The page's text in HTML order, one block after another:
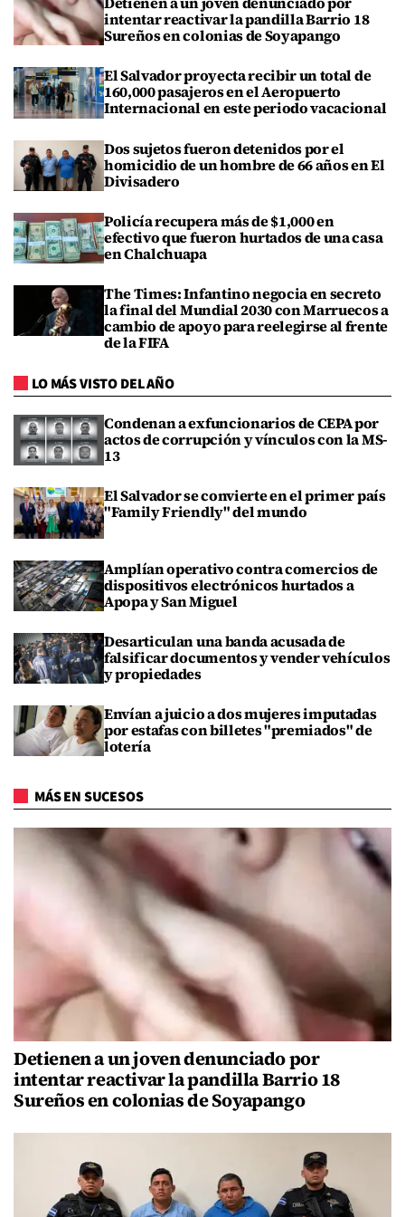
intentar reactivar la pandilla Barrio 18
Sureños en colonias de Soyapango
El Salvador proyecta recibir un total de
160,000 pasajeros en el Aeropuerto
Internacional en este periodo vacacional
Dos sujetos fueron detenidos por el
homicidio de un hombre de 66 años en El
Divisadero
Policía recupera más de $1,000 en
efectivo que fueron hurtados de una casa
en Chalchuapa
The Times: Infantino negocia en secreto
la final del Mundial 2030 con Marruecos a
cambio de apoyo para reelegirse al frente
de la FIFA
LO MÁS VISTO DEL AÑO
Condenan a exfuncionarios de CEPA por
actos de corrupción y vínculos con la MS-
13
El Salvador se convierte en el primer país
"Family Friendly" del mundo
Amplían operativo contra comercios de
dispositivos electrónicos hurtados a
Apopa y San Miguel
Desarticulan una banda acusada de
falsificar documentos y vender vehículos
y propiedades
Envían a juicio a dos mujeres imputadas
por estafas con billetes "premiados" de
lotería
MÁS EN SUCESOS
Detienen a un joven denunciado por
intentar reactivar la pandilla Barrio 18
Sureños en colonias de Soyapango